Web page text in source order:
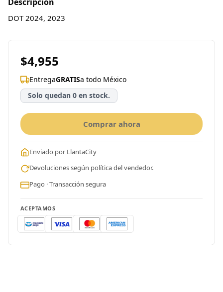
DOT 2024, 2023
$4,955
EntregaGRATISa todo México
Solo quedan 0 en stock.
Comprar ahora
Enviado por LlantaCity
Devoluciones según política del vendedor.
Pago · Transacción segura
ACEPTAMOS